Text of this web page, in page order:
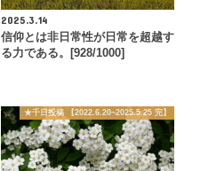
2025.3.14
信仰とは非日常性が日常を超越す
る力である。[928/1000]
★千日投稿 【2022.6.20~2025.5.25 完】